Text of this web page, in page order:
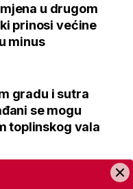
u drugom
prinosi većine
minus
gradu i sutra
se mogu
toplinskog vala